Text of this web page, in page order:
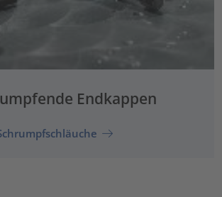
Endkappen